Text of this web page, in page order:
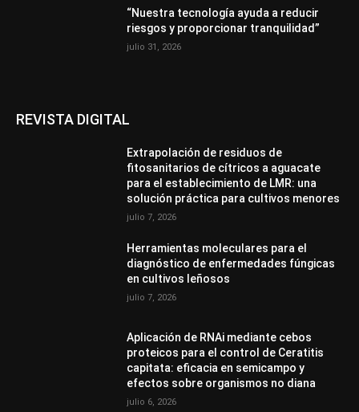
“Nuestra tecnología ayuda a reducir
riesgos y proporcionar tranquilidad”
julio 31, 2026
REVISTA DIGITAL
Extrapolación de residuos de
fitosanitarios de cítricos a aguacate
para el establecimiento de LMR: una
solución práctica para cultivos menores
julio 7, 2026
Herramientas moleculares para el
diagnóstico de enfermedades fúngicas
en cultivos leñosos
julio 7, 2026
Aplicación de RNAi mediante cebos
proteicos para el control de Ceratitis
capitata: eficacia en semicampo y
efectos sobre organismos no diana
julio 6, 2026